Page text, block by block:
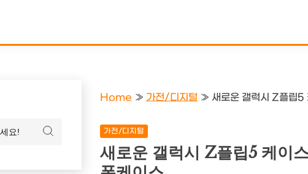
Home » 가전/디지털 » 새로운 갤럭시 Z플립5
가전/디지털
새로운 갤럭시 Z플립5 케이